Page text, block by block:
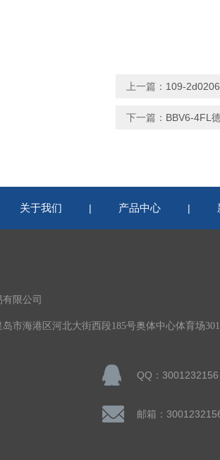
上一篇： 109-
下一篇： BBV6-4FL
关于我们 | 产品中心 |
限公司
市海港区河北大街西段185号奥体中心体育场
QQ：3001232156
邮箱：